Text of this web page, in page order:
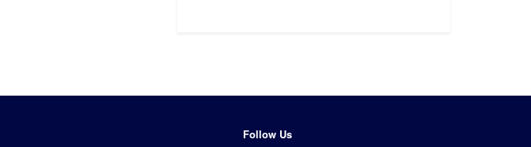
Follow Us